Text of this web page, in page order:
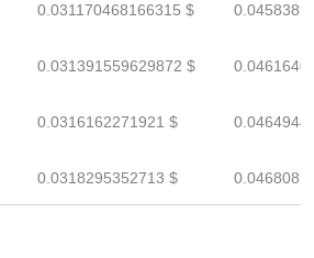
0.031170468166315 $
0.031391559629872 $
0.0316162271921 $
0.0318295352713 $